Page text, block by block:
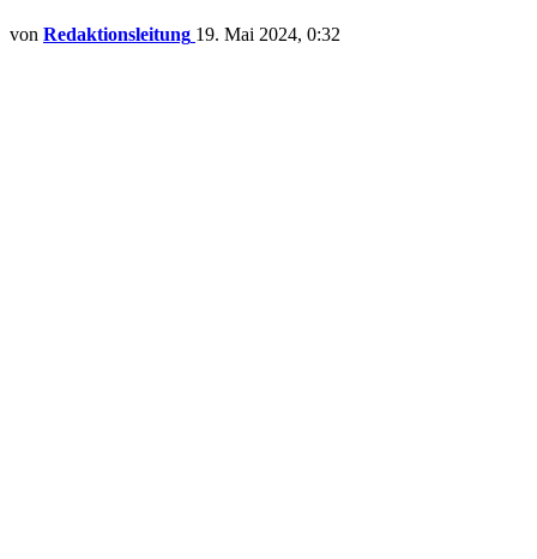
von Redaktionsleitung 19. Mai 2024, 0:32